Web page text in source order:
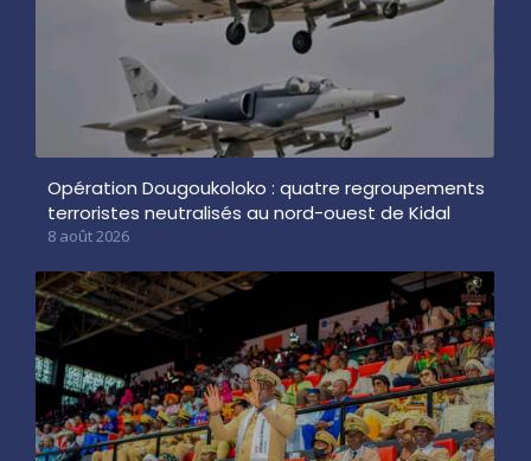
Opération Dougoukoloko : quatre regroupements
terroristes neutralisés au nord-ouest de Kidal
8 août 2026